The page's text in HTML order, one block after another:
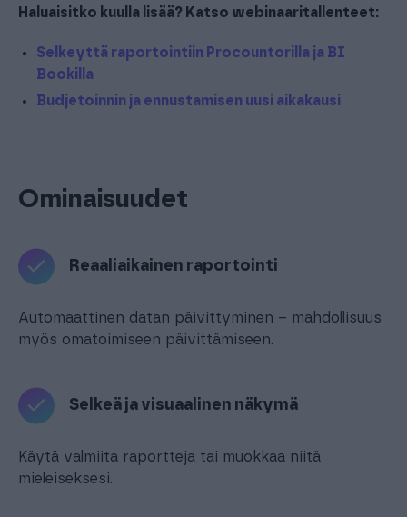
Haluaisitko kuulla lisää? Katso webinaaritallenteet:
Selkeyttä raportointiin Procountorilla ja BI
Bookilla
Budjetoinnin ja ennustamisen uusi aikakausi
Ominaisuudet
Reaaliaikainen raportointi
Automaattinen datan päivittyminen – mahdollisuus
myös omatoimiseen päivittämiseen.
Selkeä ja visuaalinen näkymä
Käytä valmiita raportteja tai muokkaa niitä
mieleiseksesi.